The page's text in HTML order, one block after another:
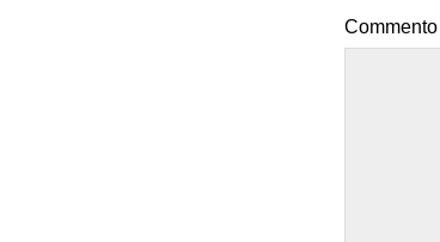
Commento